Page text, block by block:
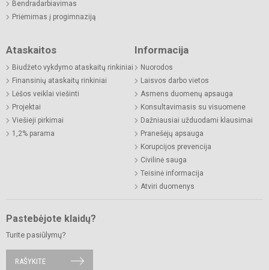
Bendradarbiavimas
Priėmimas į progimnaziją
Ataskaitos
Biudžeto vykdymo ataskaitų rinkiniai
Finansinių ataskaitų rinkiniai
Lėšos veiklai viešinti
Projektai
Viešieji pirkimai
1,2% parama
Informacija
Nuorodos
Laisvos darbo vietos
Asmens duomenų apsauga
Konsultavimasis su visuomene
Dažniausiai užduodami klausimai
Pranešėjų apsauga
Korupcijos prevencija
Civilinė sauga
Teisinė informacija
Atviri duomenys
Pastebėjote klaidų?
Turite pasiūlymų?
RAŠYKITE